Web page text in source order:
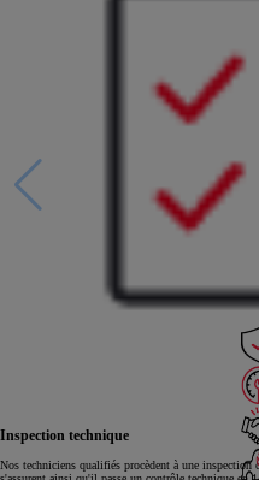
Inspection technique
Nos techniciens qualifiés procèdent à une inspection